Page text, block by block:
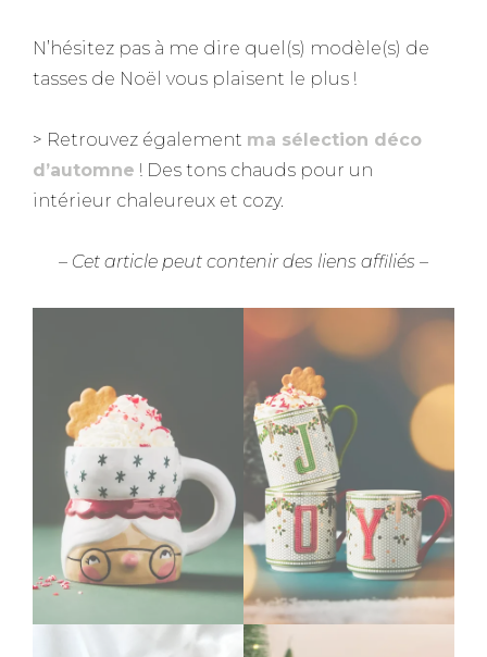
N’hésitez pas à me dire quel(s) modèle(s) de
tasses de Noël vous plaisent le plus !
> Retrouvez également ma sélection déco
d’automne ! Des tons chauds pour un
intérieur chaleureux et cozy.
– Cet article peut contenir des liens affiliés –